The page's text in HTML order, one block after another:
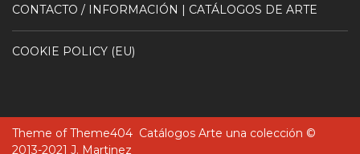
CONTACTO / INFORMACIÓN | CATÁLOGOS DE ARTE
COOKIE POLICY (EU)
Theme ofTheme404 Catálogos Arte una colección ©
2013-2021 J. Martinez